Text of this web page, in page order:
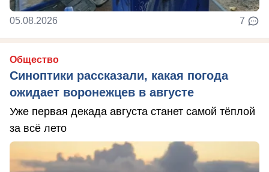
05.08.2026 7
Общество
Синоптики рассказали, какая погода
ожидает воронежцев в августе
Уже первая декада августа станет самой тёплой
за всё лето